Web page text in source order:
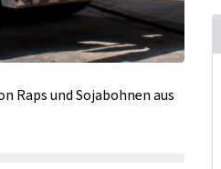
Raps und Sojabohnen aus